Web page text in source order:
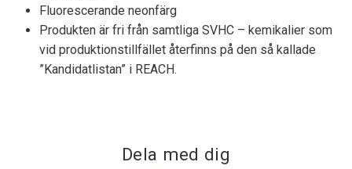
Fluorescerande neonfärg
Produkten är fri från samtliga SVHC – kemikalier som
vid produktionstillfället återfinns på den så kallade
”Kandidatlistan” i REACH.
Dela med dig